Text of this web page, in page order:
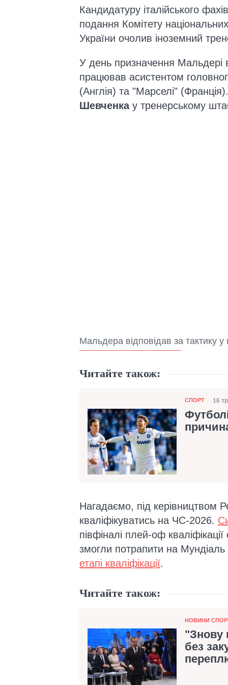
Кандидатуру італійського
подання Комітету
України очолив іноземний
У день призначення Мальдері
працював асистентом
(Англія) та "Марселі"
Шевченкау тренерському
Мальдера відповідав за тактику
Читайте також:
Категорія
СПОРТ 16
Нагадаємо, під керівництвом
кваліфікуватись на ЧС-2026.
півфіналі плей-оф
змогли потрапити на
етапі кваліфікації.
Читайте також:
Категорія
НОВИНИ
"Знову
без